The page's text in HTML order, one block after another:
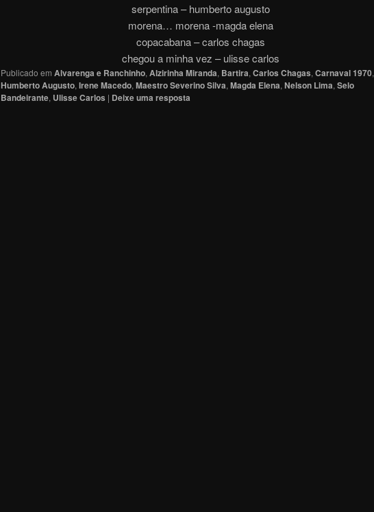
serpentina – humberto augusto
morena… morena -magda elena
copacabana – carlos chagas
chegou a minha vez – ulisse carlos
Publicado em Alvarenga e Ranchinho, Alzirinha Miranda, Bartira, Carlos Chagas, Carnaval 1970,
Humberto Augusto, Irene Macedo, Maestro Severino Silva, Magda Elena, Nelson Lima, Selo
Bandeirante, Ulisse Carlos | Deixe uma resposta